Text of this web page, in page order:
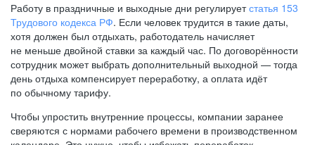
Работу в праздничные и выходные дни регулируетстатья 153
Трудового кодекса РФ. Если человек трудится в такие даты,
хотя должен был отдыхать, работодатель начисляет
не меньше двойной ставки за каждый час. По договорённости
сотрудник может выбрать дополнительный выходной — тогда
день отдыха компенсирует переработку, а оплата идёт
по обычному тарифу.
Чтобы упростить внутренние процессы, компании заранее
сверяются с нормами рабочего времени в производственном